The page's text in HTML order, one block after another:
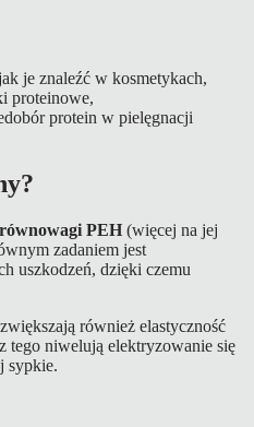
je znaleźć w kosmetykach,
proteinowe,
protein w pielęgnacji
PEH (więcej na jej
zadaniem jest
uszkodzeń, dzięki czemu
również elastyczność
tego niwelują elektryzowanie się
sypkie.